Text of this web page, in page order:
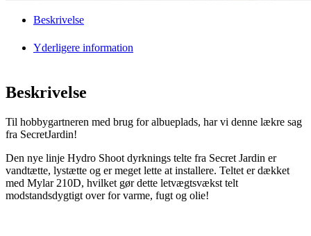
Beskrivelse
Yderligere information
Beskrivelse
Til hobbygartneren med brug for albueplads, har vi denne lækre sag
fra SecretJardin!
Den nye linje Hydro Shoot dyrknings telte fra Secret Jardin er
vandtætte, lystætte og er meget lette at installere. Teltet er dækket
med Mylar 210D, hvilket gør dette letvægtsvækst telt
modstandsdygtigt over for varme, fugt og olie!